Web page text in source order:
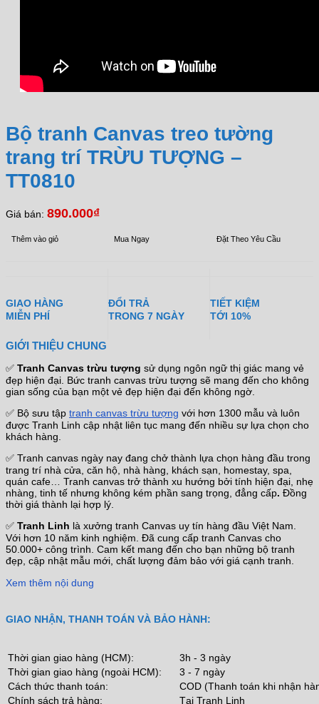
Bộ tranh Canvas treo tường
trang trí TRỪU TƯỢNG –
TT0810
Giá bán: 890.000₫
Thêm vào giỏ Mua Ngay Đặt Theo Yêu Cầu
GIAO HÀNG
MIỄN PHÍ
ĐỔI TRẢ
TRONG 7 NGÀY
TIẾT KIỆM
TỚI 10%
GIỚI THIỆU CHUNG
✅ Tranh Canvas trừu tượng sử dụng ngôn ngữ thị giác mang vẻ
đẹp hiện đại. Bức tranh canvas trừu tượng sẽ mang đến cho không
gian sống của bạn một vẻ đẹp hiện đại đến không ngờ.
✅ Bộ sưu tập tranh canvas trừu tượng với hơn 1300 mẫu và luôn
được Tranh Linh cập nhật liên tục mang đến nhiều sự lựa chọn cho
khách hàng.
✅ Tranh canvas ngày nay đang chở thành lựa chọn hàng đầu trong
trang trí nhà cửa, căn hộ, nhà hàng, khách sạn, homestay, spa,
quán cafe… Tranh canvas trở thành xu hướng bởi tính hiện đại, nhẹ
nhàng, tinh tế nhưng không kém phần sang trọng, đẳng cấp. Đồng
thời giá thành lại hợp lý.
✅ Tranh Linh là xưởng tranh Canvas uy tín hàng đầu Việt Nam.
Với hơn 10 năm kinh nghiệm. Đã cung cấp tranh Canvas cho
50.000+ công trình. Cam kết mang đến cho bạn những bộ tranh
đẹp, cập nhật mẫu mới, chất lượng đảm bảo với giá cạnh tranh.
Xem thêm nội dung
GIAO NHẬN, THANH TOÁN VÀ BẢO HÀNH:
Thời gian giao hàng (HCM):
3h - 3 ngày
Thời gian giao hàng (ngoài HCM):
3 - 7 ngày
Cách thức thanh toán:
COD (Thanh toán khi nhận
Chính sách trả hàng:
Tại Tranh Linh